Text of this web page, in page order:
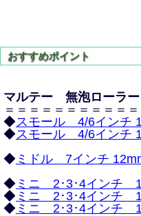
マルテー 無泡ローラー
＝＝＝＝＝＝＝＝＝＝
◆スモール 4/6インチ
◆スモール 4/6インチ
◆ ミドル 7インチ
◆ ミニ 2･3･4インチ
◆ ミニ 2･3･4インチ
◆ ミニ 2･3･4インチ